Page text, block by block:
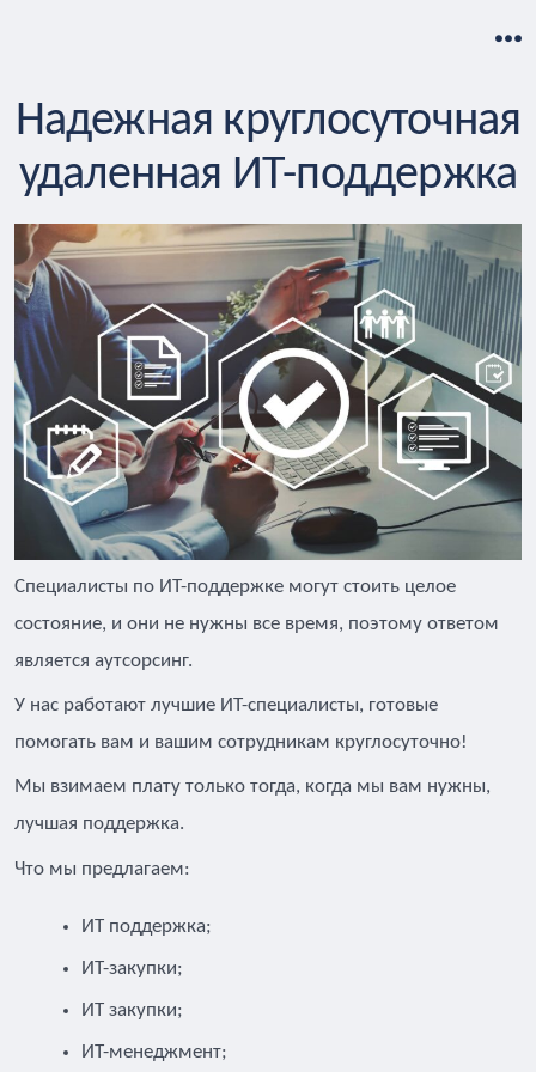
Надежная круглосуточная
удаленная ИТ-поддержка
Специалисты по ИТ-поддержке могут стоить целое
состояние, и они не нужны все время, поэтому ответом
является аутсорсинг.
У нас работают лучшие ИТ-специалисты, готовые
помогать вам и вашим сотрудникам круглосуточно!
Мы взимаем плату только тогда, когда мы вам нужны,
лучшая поддержка.
Что мы предлагаем:
ИТ поддержка;
ИТ-закупки;
ИТ закупки;
ИТ-менеджмент;